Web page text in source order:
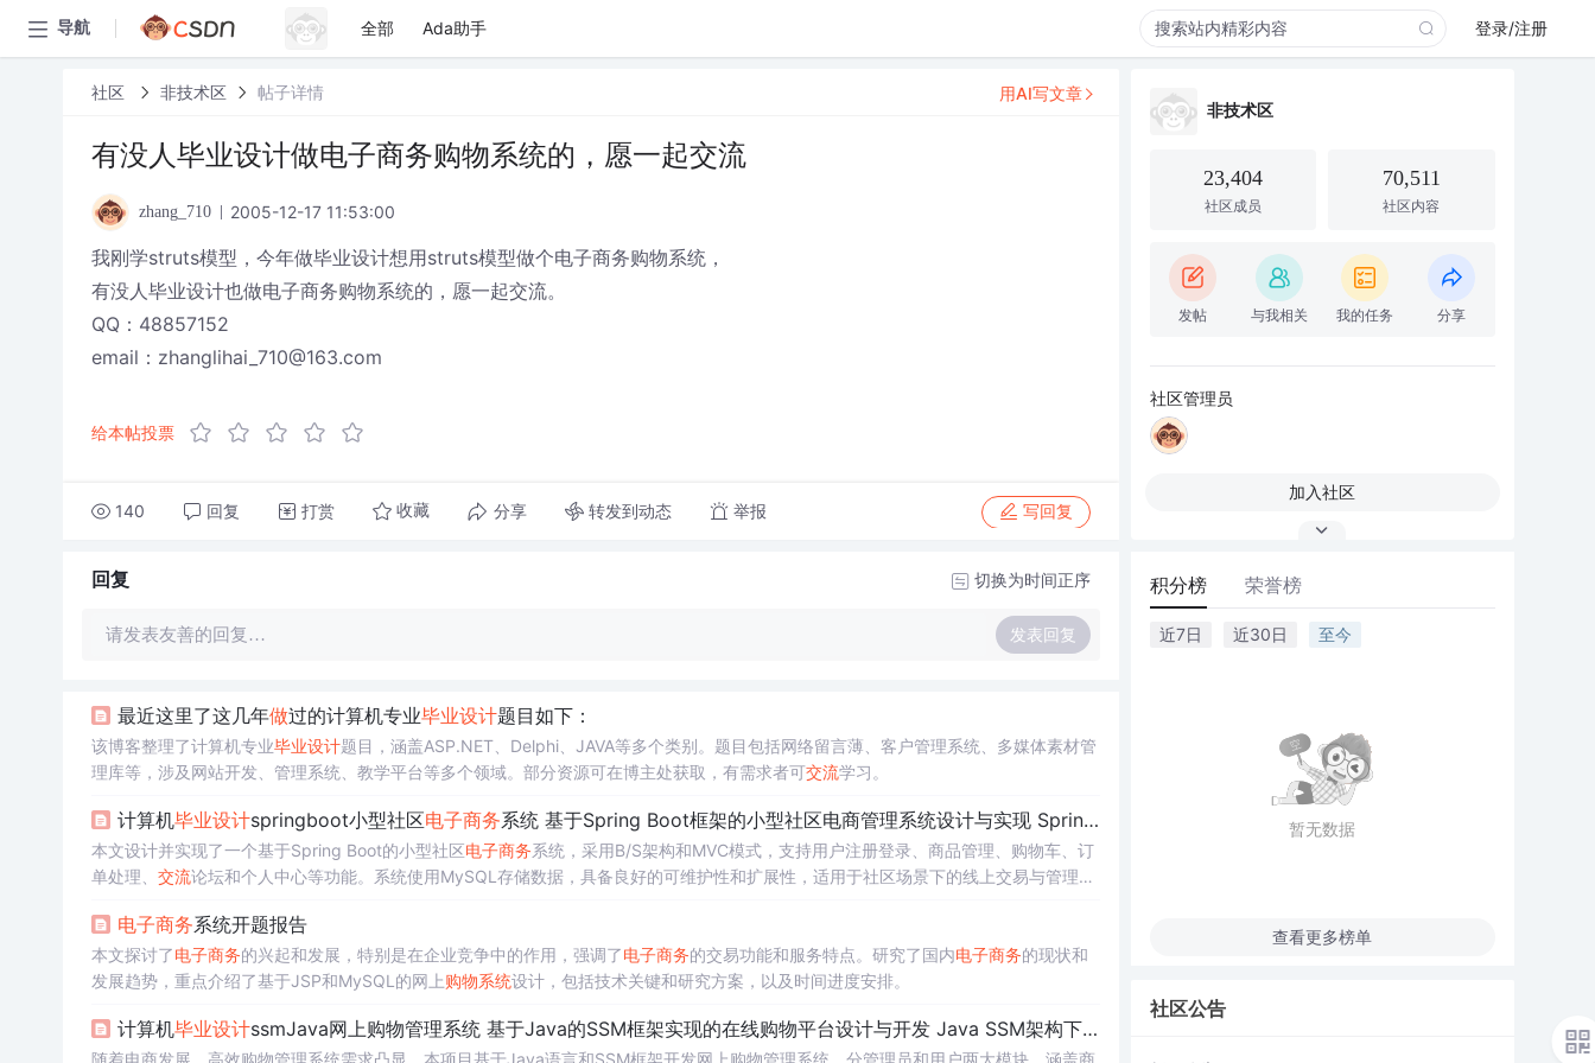
导航 全部 Ada助手 登录/注册
社区 非技术区 帖子详情
有没人毕业设计做电子商务购物系统的，愿一起交流
zhang_710 2005-12-17 11:53:00
我刚学struts模型，今年做毕业设计想用struts模型做个电子商务购物系统，
有没人毕业设计也做电子商务购物系统的，愿一起交流。
QQ：48857152
email：zhanglihai_710@163.com
给本帖投票
140 回复 打赏 收藏 分享 转发到动态 举报 写回复
用AI写文章
回复 切换为时间正序
请发表友善的回复… 发表回复
最近这里了这几年做过的计算机专业毕业设计题目如下：
该博客整理了计算机专业毕业设计题目，涵盖ASP.NET、Delphi、JAVA等多个类别。题目包括网络留言薄、客户管理系统、多媒体素材管
理库等，涉及网站开发、管理系统、教学平台等多个领域。部分资源可在博主处获取，有需求者可交流学习。
计算机毕业设计springboot小型社区电子商务系统 基于Spring Boot框架的小型社区电商管理系统设计与实现 Spring Boot驱动的小型社区 电子商务平台开发研究
本文设计并实现了一个基于Spring Boot的小型社区电子商务系统，采用B/S架构和MVC模式，支持用户注册登录、商品管理、购物车、订
单处理、 交流论坛和个人中心等功能。系统使用MySQL存储数据，具备良好的可维护性和扩展性，适用于社区场景下的线上交易与管理需
电子商务系统开题报告
本文探讨了电子商务的兴起和发展，特别是在企业竞争中的作用，强调了电子商务的交易功能和服务特点。研究了国内电子商务的现状和
发展趋势，重点介绍了基于JSP和MySQL的网上购物系统设计，包括技术关键和研究方案，以及时间进度安排。
计算机毕业设计ssmJava网上购物管理系统 基于Java的SSM框架实现的在线购物平台设计与开发 Java SSM架构下的
随着电商发展，高效购物管理系统需求凸显。本项目基于Java语言和SSM框架开发网上购物管理系统，分管理员和用户两大模块，涵盖商
非技术区
23,404
社区成员
70,511
社区内容
发帖 与我相关 我的任务 分享
社区管理员
加入社区
积分榜 荣誉榜
近7日 近30日 至今
暂无数据
查看更多榜单
社区公告